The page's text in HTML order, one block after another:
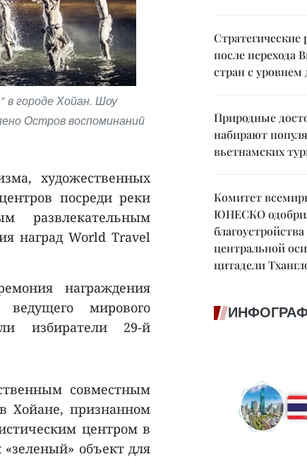
в городе Хойан. Шоу
Остров воспоминаний
художественных
посреди реки
наград World Travel
награждения
мирового
избиратели 29-й
совместным
Хойане, признанном
центром в
объект для
после перехода
стран с уровнем
Природные
набирают
вьетнамских
Комитет
ЮНЕСКО
центральной
цитадели